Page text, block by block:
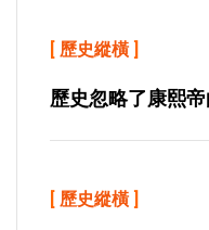
[ 歷史縱橫 ]
歷史忽略了康熙
[ 歷史縱橫 ]